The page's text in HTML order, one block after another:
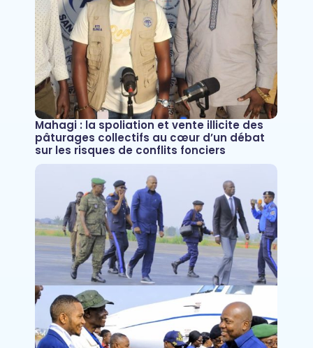
Mahagi : la spoliation et vente illicite des
pâturages collectifs au cœur d’un débat
sur les risques de conflits fonciers